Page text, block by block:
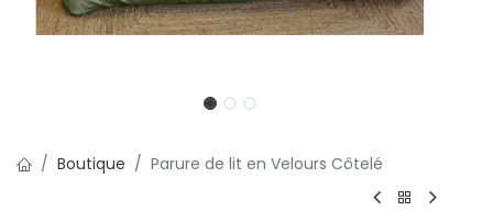
Boutique Parure de lit en Velours Côtelé